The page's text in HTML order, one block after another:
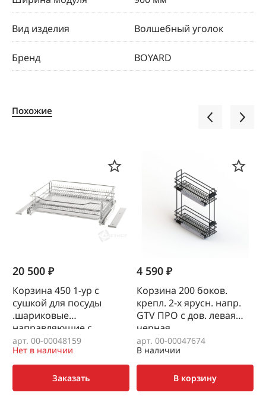
Вид изделия Волшебный уголок
Бренд BOYARD
Похожие
20 500 ₽
Корзина 450 1-ур с
сушкой для посуды
.шариковые
направляющие с
доводчиком полного
выдвижение VIBO (
крепление выписывать
отдельно PRCA02)
арт. 00-00048159
Нет в наличии
Заказать
4 590 ₽
Корзина 200 боков.
крепл. 2-х ярусн. напр.
GTV ПРО с дов. левая
черная
арт. 00-00047674
В наличии
В корзину